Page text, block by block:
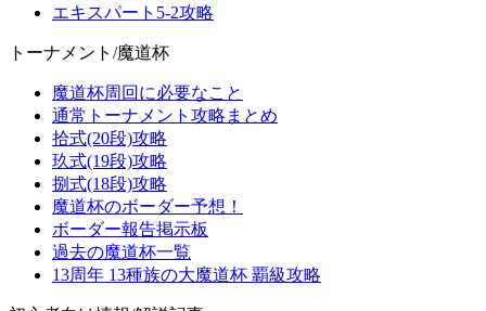
エキスパート5-2攻略
トーナメント/魔道杯
魔道杯周回に必要なこと
通常トーナメント攻略まとめ
拾式(20段)攻略
玖式(19段)攻略
捌式(18段)攻略
魔道杯のボーダー予想！
ボーダー報告掲示板
過去の魔道杯一覧
13周年 13種族の大魔道杯 覇級攻略